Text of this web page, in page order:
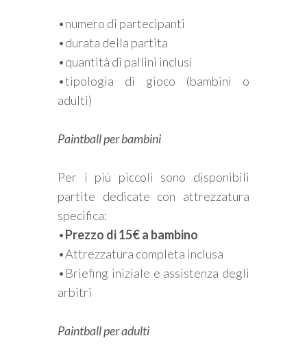
•numero di partecipanti
•durata della partita
•quantità di pallini inclusi
•tipologia di gioco (bambini o
adulti)
Paintball per bambini
Per i più piccoli sono disponibili
partite dedicate con attrezzatura
specifica:
•Prezzo di 15€ a bambino
•Attrezzatura completa inclusa
•Briefing iniziale e assistenza degli
arbitri
Paintball per adulti